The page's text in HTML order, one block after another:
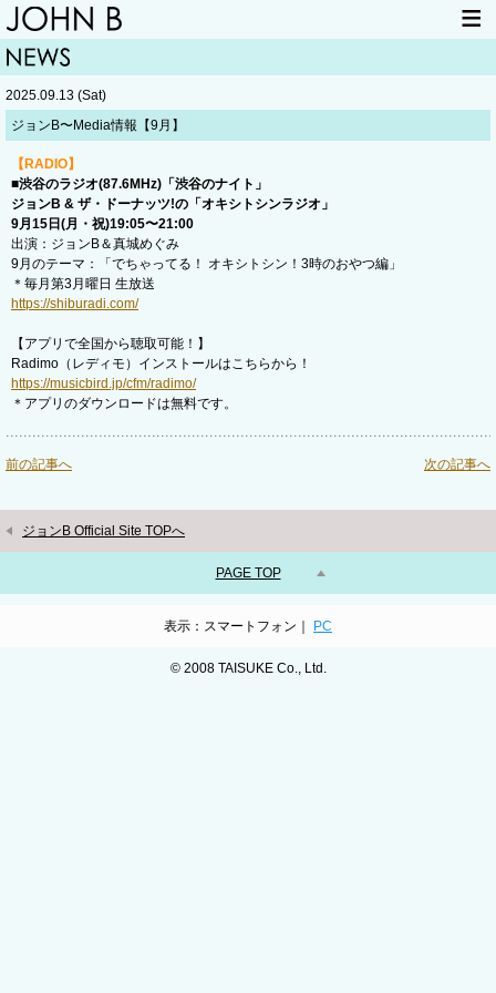
HOME
LIVE INFO
2025.09.13 (Sat)
ジョンB〜Media情報【9月】
【RADIO】
■渋谷のラジオ(87.6MHz)「渋谷のナイト」
ジョンB & ザ・ドーナッツ!の「オキシトシンラジオ」
9月15日(月・祝)19:05〜21:00
出演：ジョンB＆真城めぐみ
9月のテーマ：「でちゃってる！ オキシトシン！3時のおやつ編」
＊毎月第3月曜日 生放送
https://shiburadi.com/
【アプリで全国から聴取可能！】
Radimo（レディモ）インストールはこちらから！
https://musicbird.jp/cfm/radimo/
＊アプリのダウンロードは無料です。
前の記事へ 次の記事へ
ジョンB Official Site TOPへ
PAGE TOP
表示：スマートフォン｜ PC
© 2008 TAISUKE Co., Ltd.